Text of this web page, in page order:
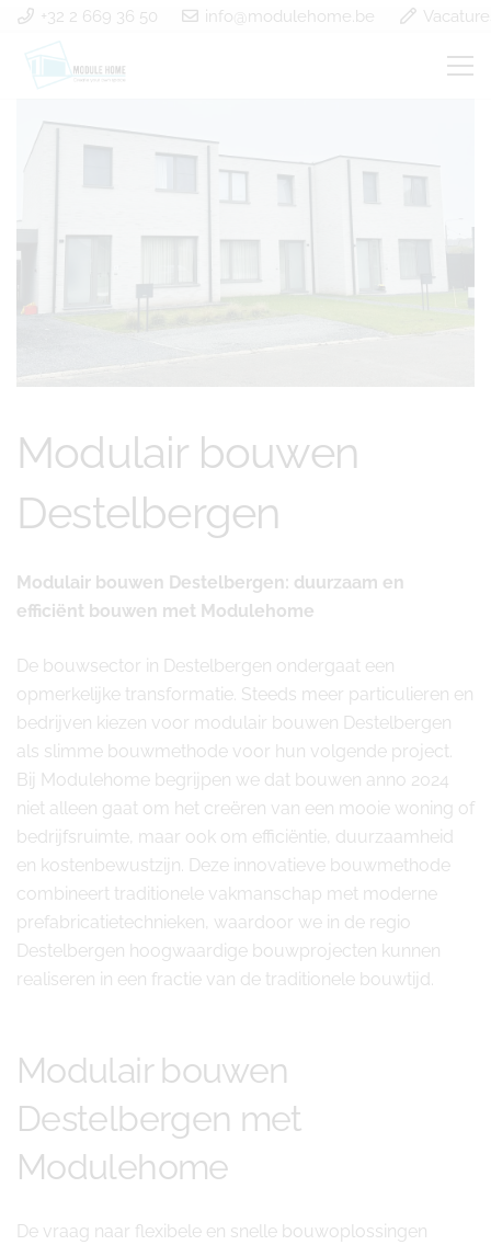
+32 2 669 36 50 info@modulehome.be
Modulair bouwen
Destelbergen
Modulair bouwen Destelbergen: duurzaam en
efficiënt bouwen met Modulehome
De bouwsector in Destelbergen ondergaat een
opmerkelijke transformatie. Steeds meer particulieren en
bedrijven kiezen voor modulair bouwen Destelbergen
als slimme bouwmethode voor hun volgende project.
Bij Modulehome begrijpen we dat bouwen anno 2024
niet alleen gaat om het creëren van een mooie woning of
bedrijfsruimte, maar ook om efficiëntie, duurzaamheid
en kostenbewustzijn. Deze innovatieve bouwmethode
combineert traditionele vakmanschap met moderne
prefabricatietechnieken, waardoor we in de regio
Destelbergen hoogwaardige bouwprojecten kunnen
realiseren in een fractie van de traditionele bouwtijd.
Modulair bouwen
Destelbergen met
Modulehome
De vraag naar flexibele en snelle bouwoplossingen